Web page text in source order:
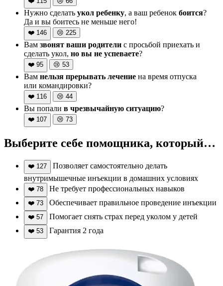
Нужно сделать укол ребенку, а ваш ребенок боится?
Да и вы боитесь не меньше него!
❤️ 146 😢 225
Вам звонят ваши родители с просьбой приехать и
сделать укол, но вы не успеваете?
❤️ 95 😢 53
Вам нельзя прерывать лечение на время отпуска
или командировки?
❤️ 116 😢 44
Вы попали в чрезвычайную ситуацию?
❤️ 107 😢 73
Выберите себе помощника, который…
❤️ 127
Позволяет самостоятельно делать
внутримышечные инъекции в домашних условиях
❤️ 78 Не требует профессиональных навыков
❤️ 73 Обеспечивает правильное проведение инъекции
❤️ 57 Помогает снять страх перед уколом у детей
❤️ 53 Гарантия 2 года